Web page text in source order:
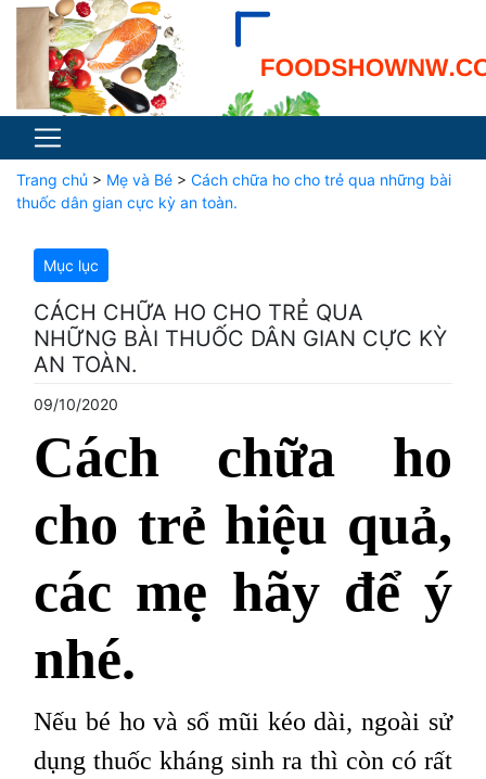
Trang chủ > Mẹ và Bé > Cách chữa ho cho trẻ qua những bài
thuốc dân gian cực kỳ an toàn.
Mục lục
CÁCH CHỮA HO CHO TRẺ QUA
NHỮNG BÀI THUỐC DÂN GIAN CỰC KỲ
AN TOÀN.
09/10/2020
Cách chữa ho
cho trẻ hiệu quả,
các mẹ hãy để ý
nhé.
Nếu bé ho và sổ mũi kéo dài, ngoài sử
dụng thuốc kháng sinh ra thì còn có rất